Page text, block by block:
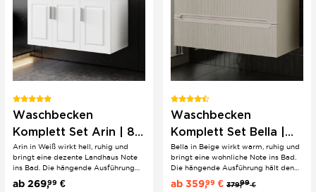
Waschbecken
Komplett Set Arin | 80
100 cm | Weiß |
Konsole Eiche Walnuss
Arin in Weiß wirkt hell, ruhig und
bringt eine dezente Landhaus Note
ins Bad. Die hängende Ausführung
hält das Gesamtbild leicht und
aufgeräumt, Keramik sorgt für ein
ab 269,99 €
Waschbecken
Komplett Set Bella |
60 80 100 cm | Beige |
Konsole Eiche Walnuss
Bella in Beige wirkt warm, ruhig und
bringt eine wohnliche Note ins Bad.
Die hängende Ausführung hält den
Look leicht und modern, Keramik
setzt einen klaren, hochwertigen
ab 359,99 € 379,99€